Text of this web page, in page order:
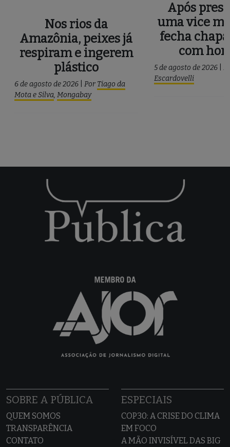
Nos rios da
Amazônia, peixes já
respiram e ingerem
plástico
6 de agosto de 2026 Por Tiago da
Mota e Silva, Mongabay
Após
uma vice
fecha
com
5 de agosto de 2026
Escardovelli
SOBRE A PÚBLICA
QUEM SOMOS
TRANSPARÊNCIA
CONTATO
ESPECIAIS
COP30: A CRISE DO CLIMA
EM FOCO
A MÃO INVISÍVEL DAS BIG